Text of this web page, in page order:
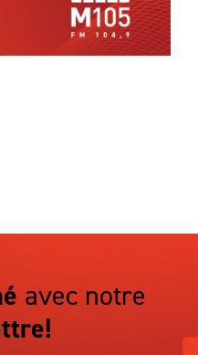
avec notre